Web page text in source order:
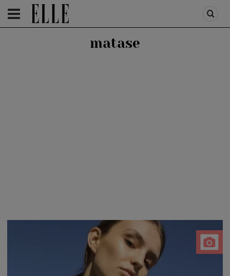
HOMEPAGE /FASHION
matase